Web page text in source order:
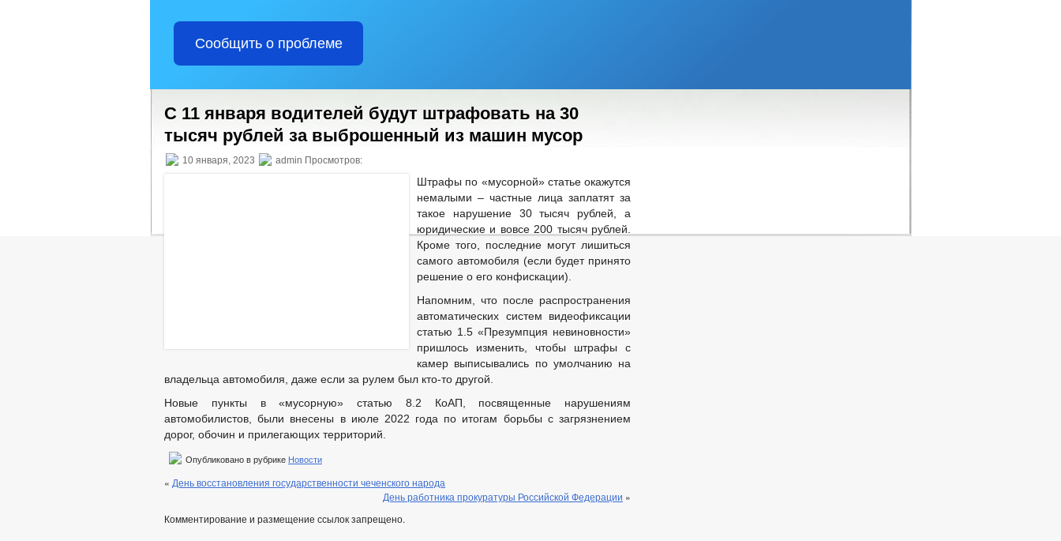
Сообщить о проблеме
С 11 января водителей будут штрафовать на 30
тысяч рублей за выброшенный из машин мусор
10 января, 2023 admin Просмотров:
Штрафы по «мусорной» статье окажутся
немалыми – частные лица заплатят за
такое нарушение 30 тысяч рублей, а
юридические и вовсе 200 тысяч рублей.
Кроме того, последние могут лишиться
самого автомобиля (если будет принято
решение о его конфискации).
Напомним, что после распространения
автоматических систем видеофиксации
статью 1.5 «Презумпция невиновности»
пришлось изменить, чтобы штрафы с
камер выписывались по умолчанию на
владельца автомобиля, даже если за рулем был кто-то другой.
Новые пункты в «мусорную» статью 8.2 КоАП, посвященные нарушениям
автомобилистов, были внесены в июле 2022 года по итогам борьбы с загрязнением
дорог, обочин и прилегающих территорий.
Опубликовано в рубрике Новости
« День восстановления государственности чеченского народа
День работника прокуратуры Российской Федерации »
Комментирование и размещение ссылок запрещено.